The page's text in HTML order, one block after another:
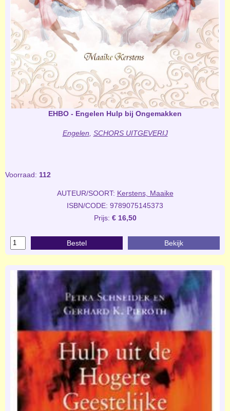
EHBO - Engelen Hulp bij Ongemakken
Engelen SCHORS UITGEVERIJ
Voorraad: 112
AUTEUR/SOORT: Kerstens, Maaike
ISBN/CODE: 9789075145373
Prijs: € 16,50
Bestel Bekijk